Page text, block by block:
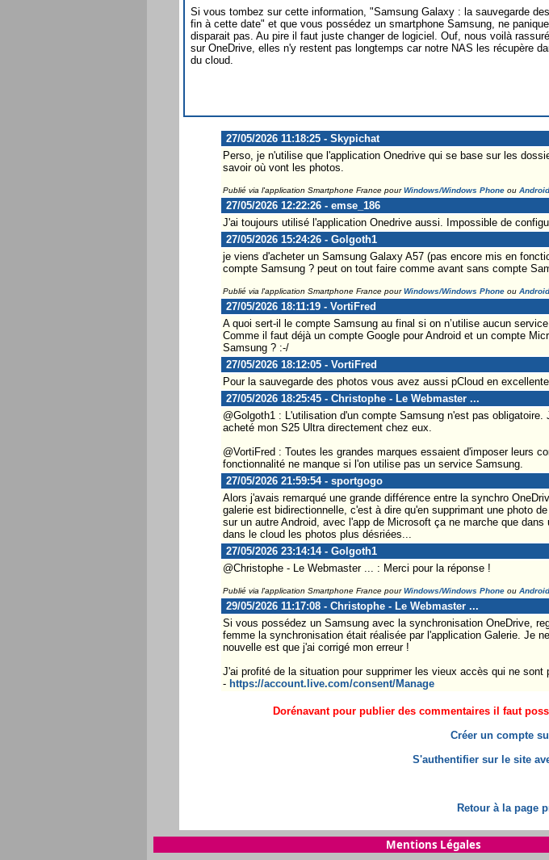
Si vous tombez sur cette information, "Samsung Galaxy : la sauvegarde
fin à cette date" et que vous possédez un smartphone Samsung, ne
disparait pas. Au pire il faut juste changer de logiciel. Ouf, nous voilà
sur OneDrive, elles n'y restent pas longtemps car notre NAS les récupère
du cloud.
27/05/2026 11:18:25 - Skypichat
Perso, je n'utilise que l'application Onedrive qui se base sur les
savoir où vont les photos.
Publié via l'application Smartphone France pourWindows/Windows Phoneou Android
27/05/2026 12:22:26 - emse_186
J'ai toujours utilisé l'application Onedrive aussi. Impossible de
27/05/2026 15:24:26 - Golgoth1
je viens d'acheter un Samsung Galaxy A57 (pas encore mis en
compte Samsung ? peut on tout faire comme avant sans compte
Publié via l'application Smartphone France pourWindows/Windows Phoneou Android
27/05/2026 18:11:19 - VortiFred
A quoi sert-il le compte Samsung au final si on n’utilise aucun
Comme il faut déjà un compte Google pour Android et un compte
Samsung ? :-/
27/05/2026 18:12:05 - VortiFred
Pour la sauvegarde des photos vous avez aussi pCloud en
27/05/2026 18:25:45 - Christophe - Le Webmaster ...
@Golgoth1 : L'utilisation d'un compte Samsung n'est pas
acheté mon S25 Ultra directement chez eux.
@VortiFred : Toutes les grandes marques essaient d'imposer leurs
fonctionnalité ne manque si l'on utilise pas un service Samsung.
27/05/2026 21:59:54 - sportgogo
Alors j'avais remarqué une grande différence entre la synchro
galerie est bidirectionnelle, c'est à dire qu'en supprimant une photo
sur un autre Android, avec l'app de Microsoft ça ne marche que
dans le cloud les photos plus désriées...
27/05/2026 23:14:14 - Golgoth1
@Christophe - Le Webmaster ... : Merci pour la réponse !
Publié via l'application Smartphone France pourWindows/Windows Phoneou Android
29/05/2026 11:17:08 - Christophe - Le Webmaster ...
Si vous possédez un Samsung avec la synchronisation OneDrive,
femme la synchronisation était réalisée par l'application Galerie. Je
nouvelle est que j'ai corrigé mon erreur !
J'ai profité de la situation pour supprimer les vieux accès qui ne
- https://account.live.com/consent/Manage
Dorénavant pour publier des commentaires il faut
Créer un compte
S'authentifier sur le site
Retour à la page
Mentions Légales